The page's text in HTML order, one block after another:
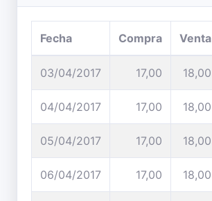
Fecha Compra Venta
03/04/2017 17,00 18,00
04/04/2017 17,00 18,00
05/04/2017 17,00 18,00
06/04/2017 17,00 18,00